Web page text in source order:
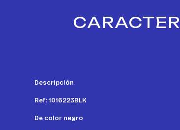
Descripción
Ref: 1016223BLK
De color negro